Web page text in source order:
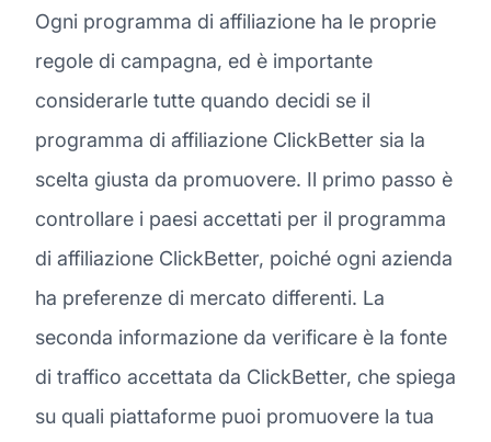
Ogni programma di affiliazione ha le proprie
regole di campagna, ed è importante
considerarle tutte quando decidi se il
programma di affiliazione ClickBetter sia la
scelta giusta da promuovere. Il primo passo è
controllare i paesi accettati per il programma
di affiliazione ClickBetter, poiché ogni azienda
ha preferenze di mercato differenti. La
seconda informazione da verificare è la fonte
di traffico accettata da ClickBetter, che spiega
su quali piattaforme puoi promuovere la tua